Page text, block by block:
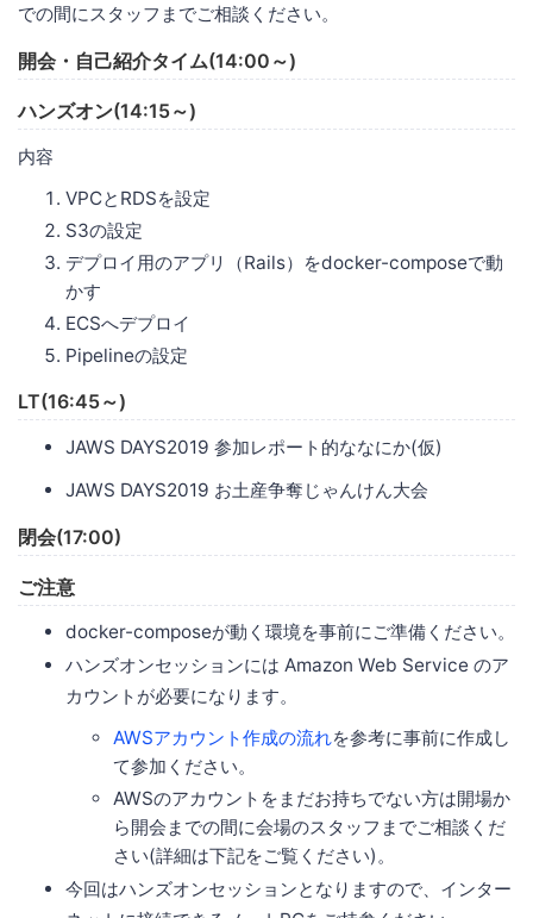
での間にスタッフまでご相談ください。
開会・自己紹介タイム(14:00～)
ハンズオン(14:15～)
内容
VPCとRDSを設定
S3の設定
デプロイ用のアプリ（Rails）をdocker-composeで動
かす
ECSへデプロイ
Pipelineの設定
LT(16:45～)
JAWS DAYS2019 参加レポート的ななにか(仮)
JAWS DAYS2019 お土産争奪じゃんけん大会
閉会(17:00)
ご注意
docker-composeが動く環境を事前にご準備ください。
ハンズオンセッションには Amazon Web Service のア
カウントが必要になります。
AWSアカウント作成の流れを参考に事前に作成し
て参加ください。
AWSのアカウントをまだお持ちでない方は開場か
ら開会までの間に会場のスタッフまでご相談くだ
さい(詳細は下記をご覧ください)。
今回はハンズオンセッションとなりますので、インター